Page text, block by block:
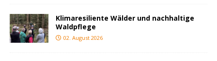
Klimaresiliente Wälder und nachhaltige
Waldpflege
02. August 2026